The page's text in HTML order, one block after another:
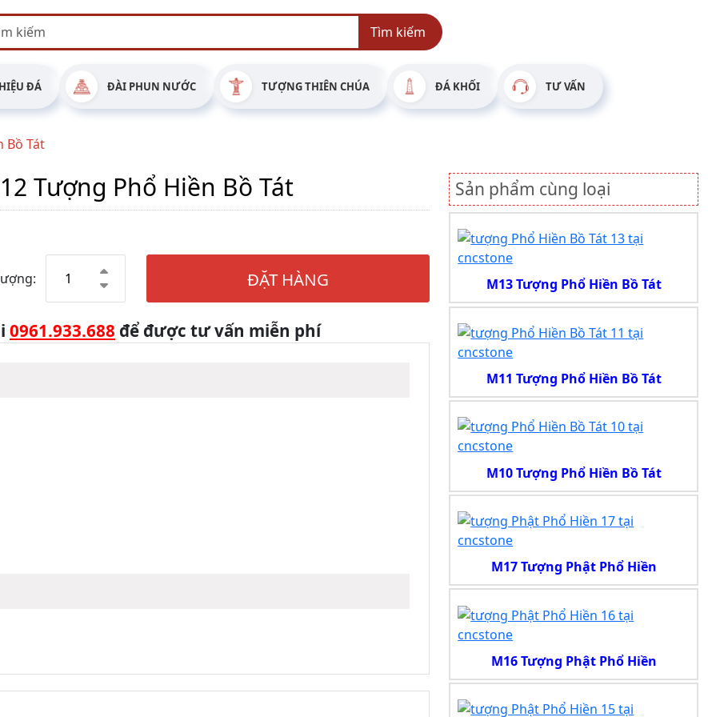
Tìm kiếm
ĐÁ ĐÀI PHUN NƯỚC TƯỢNG THIÊN CHÚA ĐÁ KHỐI TƯ VẤN
Bồ Tát
Tượng Phổ Hiền Bồ Tát
ĐẶT HÀNG
0961.933.688 để được tư vấn miễn phí
Sản phẩm cùng loại
M13 Tượng Phổ Hiền Bồ Tát
M11 Tượng Phổ Hiền Bồ Tát
M10 Tượng Phổ Hiền Bồ Tát
M17 Tượng Phật Phổ Hiền
M16 Tượng Phật Phổ Hiền